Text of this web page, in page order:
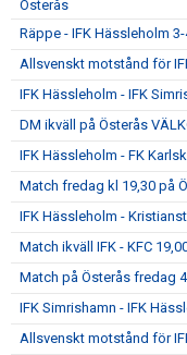
Österås
Räppe - IFK Hässleholm
Allsvenskt motstånd för
IFK Hässleholm - IFK
DM ikväll på Österås
IFK Hässleholm - FK
Match fredag kl 19,30 på
IFK Hässleholm -
Match ikväll IFK - KFC
Match på Österås fredag
IFK Simrishamn - IFK
Allsvenskt motstånd för